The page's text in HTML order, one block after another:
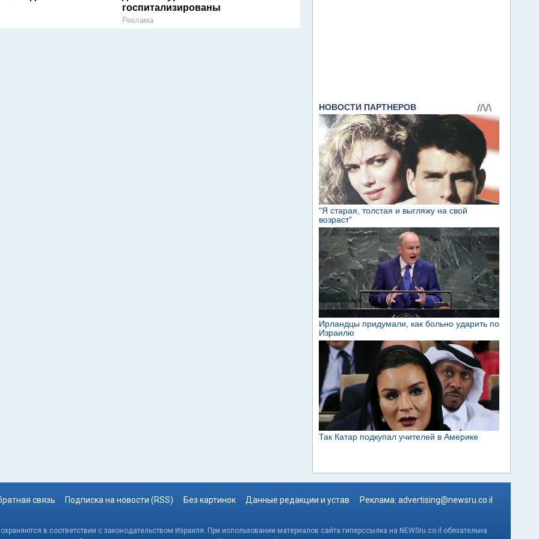
госпитализированы
Реклама
связь Подписка на новости (RSS) Без картинок Данные редакции и устав Реклама: advertising@newsru.co.il
в соответствии с законодательством Израиля. При использовании материалов сайта гиперссылка на NEWSru.co.il обязательна.